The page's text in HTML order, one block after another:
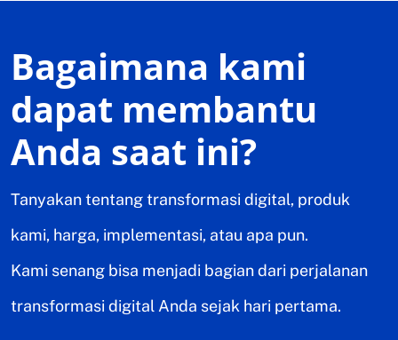
Bagaimana kami
dapat membantu
Anda saat ini?
Tanyakan tentang transformasi digital, produk
kami, harga, implementasi, atau apa pun.
Kami senang bisa menjadi bagian dari perjalanan
transformasi digital Anda sejak hari pertama.